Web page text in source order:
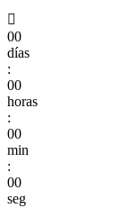

00
días
:
00
horas
:
00
min
:
00
seg